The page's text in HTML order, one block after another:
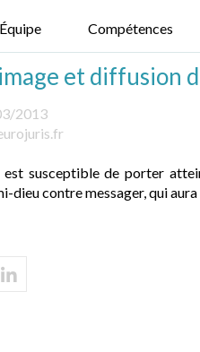
Équipe Compétences
et diffusion
2013
susceptible de porter
dieu contre messager, qui